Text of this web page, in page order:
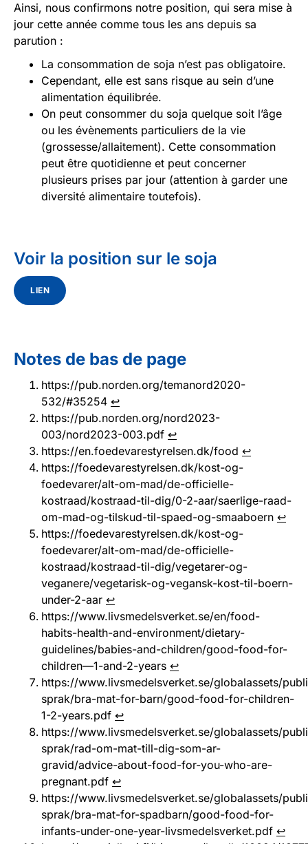
Ainsi, nous confirmons notre position, qui sera mise à
jour cette année comme tous les ans depuis sa
parution :
La consommation de soja n’est pas obligatoire.
Cependant, elle est sans risque au sein d’une
alimentation équilibrée.
On peut consommer du soja quelque soit l’âge
ou les évènements particuliers de la vie
(grossesse/allaitement). Cette consommation
peut être quotidienne et peut concerner
plusieurs prises par jour (attention à garder une
diversité alimentaire toutefois).
Voir la position sur le soja
LIEN
Notes de bas de page
https://pub.norden.org/temanord2020-
532/#35254 ↩︎
https://pub.norden.org/nord2023-
003/nord2023-003.pdf ↩︎
https://en.foedevarestyrelsen.dk/food ↩︎
https://foedevarestyrelsen.dk/kost-og-
foedevarer/alt-om-mad/de-officielle-
kostraad/kostraad-til-dig/0-2-aar/saerlige-raad-
om-mad-og-tilskud-til-spaed-og-smaaboern ↩︎
https://foedevarestyrelsen.dk/kost-og-
foedevarer/alt-om-mad/de-officielle-
kostraad/kostraad-til-dig/vegetarer-og-
veganere/vegetarisk-og-vegansk-kost-til-boern-
under-2-aar ↩︎
https://www.livsmedelsverket.se/en/food-
habits-health-and-environment/dietary-
guidelines/babies-and-children/good-food-for-
children—1-and-2-years ↩︎
https://www.livsmedelsverket.se/globalassets/
sprak/bra-mat-for-barn/good-food-for-children-
1-2-years.pdf ↩︎
https://www.livsmedelsverket.se/globalassets/
sprak/rad-om-mat-till-dig-som-ar-
gravid/advice-about-food-for-you-who-are-
pregnant.pdf ↩︎
https://www.livsmedelsverket.se/globalassets/
sprak/bra-mat-for-spadbarn/good-food-for-
infants-under-one-year-livsmedelsverket.pdf ↩︎